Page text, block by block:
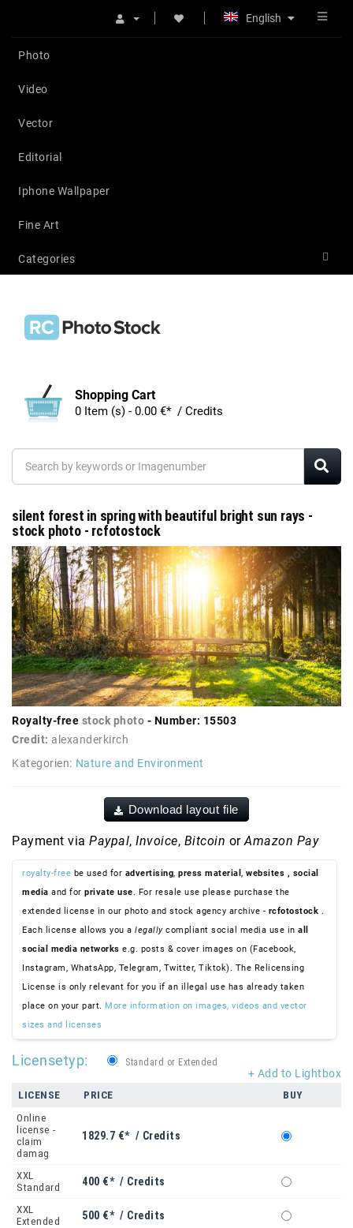
English
Photo
Video
Vector
Editorial
Iphone Wallpaper
Fine Art
Categories
Shopping Cart
0 Item (s) - 0.00 €* / Credits
silent forest in spring with beautiful bright sun rays -
stock photo - rcfotostock
Royalty-free stock photo - Number: 15503
Credit: alexanderkirch
Kategorien: Nature and Environment
Download layout file
Payment via Paypal, Invoice, Bitcoin or Amazon Pay
royalty-free be used for advertising, press material , websites , social
media and for private use. For resale use please purchase the
extended license in our photo and stock agency archive - rcfotostock .
Each license allows you a legallycompliant social media use in all
social media networks e.g. posts & cover images on (Facebook,
Instagram, WhatsApp, Telegram, Twitter, Tiktok). The Relicensing
License is only relevant for you if an illegal use has already taken
place on your part. More information on images, videos and vector
sizes and licenses
+ Add to Lightbox
Licensetyp: Standard or Extended
LICENSE PRICE
BUY
Online
license -
claim
damag
1829.7 €* / Credits
XXL
Standard
400 €* / Credits
XXL
Extended
500 €* / Credits